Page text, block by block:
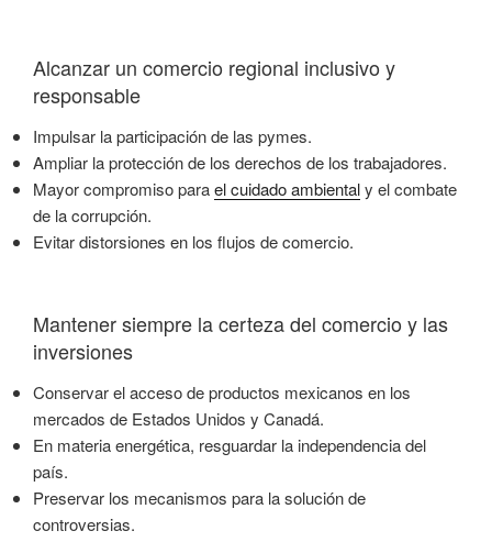
Alcanzar un comercio regional inclusivo y
responsable
Impulsar la participación de las pymes.
Ampliar la protección de los derechos de los trabajadores.
Mayor compromiso parael cuidado ambientaly el combate
de la corrupción.
Evitar distorsiones en los flujos de comercio.
Mantener siempre la certeza del comercio y las
inversiones
Conservar el acceso de productos mexicanos en los
mercados de Estados Unidos y Canadá.
En materia energética, resguardar la independencia del
país.
Preservar los mecanismos para la solución de
controversias.